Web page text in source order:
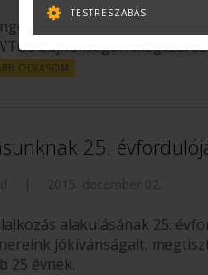
Motorsport versenyzője
bajnokságon
OLVASOM
25.
| 2015. december 02.
alakulásának 25.
jókívánságait,
25 évnek.
TESTRESZABÁS